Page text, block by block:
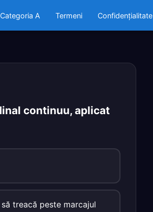
Categoria A Termeni Confidențialitate
continuu, aplicat
treacă peste marcajul